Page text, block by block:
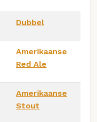
Dubbel
Amerikaanse
Red Ale
Amerikaanse
Stout